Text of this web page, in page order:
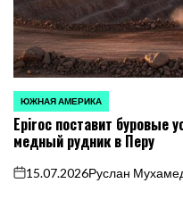
ОПУБЛИКОВАНО
В
ЮЖНАЯ АМЕРИКА
Epiroc поставит буровые
медный рудник в Перу
on
15.07.2026Руслан